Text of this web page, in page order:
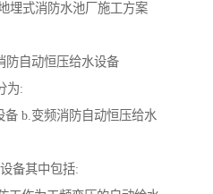
埋式消防水池厂施工方案
防自动恒压给水设备
为:
备 b.变频消防自动恒压给水
备其中包括: